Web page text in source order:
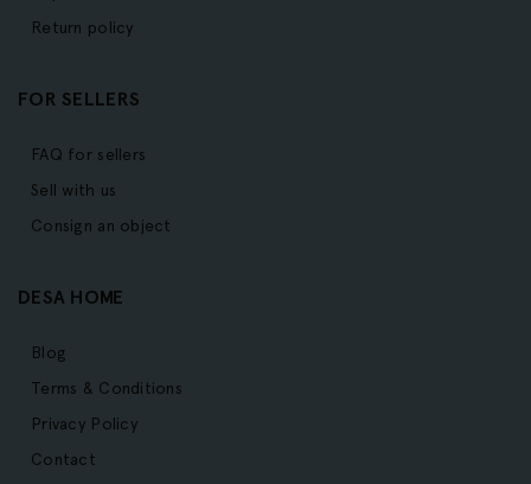
Return policy
FOR SELLERS
FAQ for sellers
Sell with us
Consign an object
DESA HOME
Blog
Terms & Conditions
Privacy Policy
Contact